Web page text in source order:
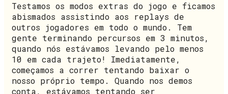
Testamos os modos extras do jogo e ficamos
abismados assistindo aos replays de
outros jogadores em todo o mundo. Tem
gente terminando percursos em 3 minutos,
quando nós estávamos levando pelo menos
10 em cada trajeto! Imediatamente,
começamos a correr tentando baixar o
nosso próprio tempo. Quando nos demos
conta, estávamos tentando ser